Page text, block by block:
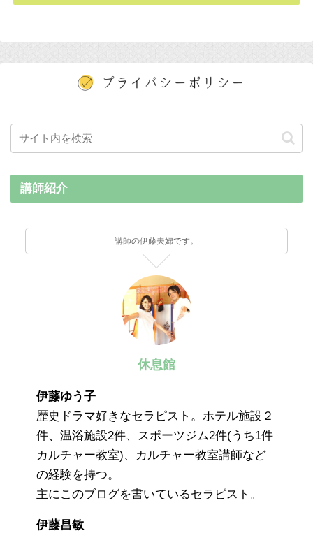
講師紹介
講師の伊藤夫婦です。
休息館
伊藤ゆう子
歴史ドラマ好きなセラピスト。ホテル施設２
件、温浴施設2件、スポーツジム2件(うち1件
カルチャー教室)、カルチャー教室講師など
の経験を持つ。
主にこのブログを書いているセラピスト。
伊藤昌敏